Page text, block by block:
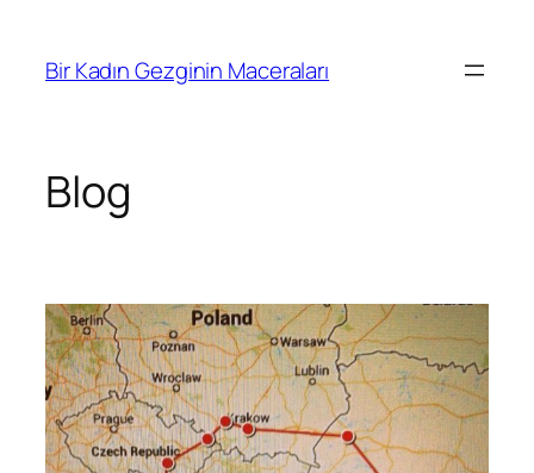
Bir Kadın Gezginin Maceraları
Blog